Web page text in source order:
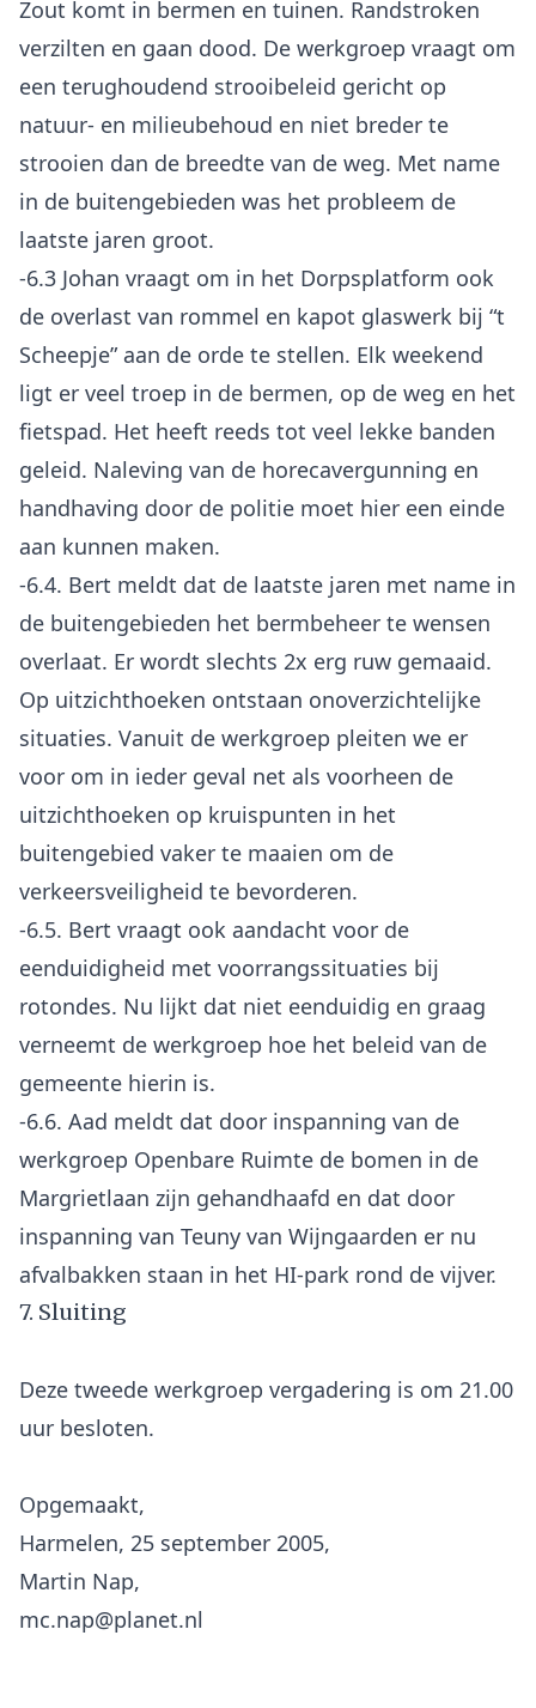
Zout komt in bermen en tuinen. Randstroken
verzilten en gaan dood. De werkgroep vraagt om
een terughoudend strooibeleid gericht op
natuur- en milieubehoud en niet breder te
strooien dan de breedte van de weg. Met name
in de buitengebieden was het probleem de
laatste jaren groot.
-6.3 Johan vraagt om in het Dorpsplatform ook
de overlast van rommel en kapot glaswerk bij “t
Scheepje” aan de orde te stellen. Elk weekend
ligt er veel troep in de bermen, op de weg en het
fietspad. Het heeft reeds tot veel lekke banden
geleid. Naleving van de horecavergunning en
handhaving door de politie moet hier een einde
aan kunnen maken.
-6.4. Bert meldt dat de laatste jaren met name in
de buitengebieden het bermbeheer te wensen
overlaat. Er wordt slechts 2x erg ruw gemaaid.
Op uitzichthoeken ontstaan onoverzichtelijke
situaties. Vanuit de werkgroep pleiten we er
voor om in ieder geval net als voorheen de
uitzichthoeken op kruispunten in het
buitengebied vaker te maaien om de
verkeersveiligheid te bevorderen.
-6.5. Bert vraagt ook aandacht voor de
eenduidigheid met voorrangssituaties bij
rotondes. Nu lijkt dat niet eenduidig en graag
verneemt de werkgroep hoe het beleid van de
gemeente hierin is.
-6.6. Aad meldt dat door inspanning van de
werkgroep Openbare Ruimte de bomen in de
Margrietlaan zijn gehandhaafd en dat door
inspanning van Teuny van Wijngaarden er nu
7. Sluiting
Deze tweede werkgroep vergadering is om 21.00
uur besloten.
Opgemaakt,
Harmelen, 25 september 2005,
Martin Nap,
mc.nap@planet.nl